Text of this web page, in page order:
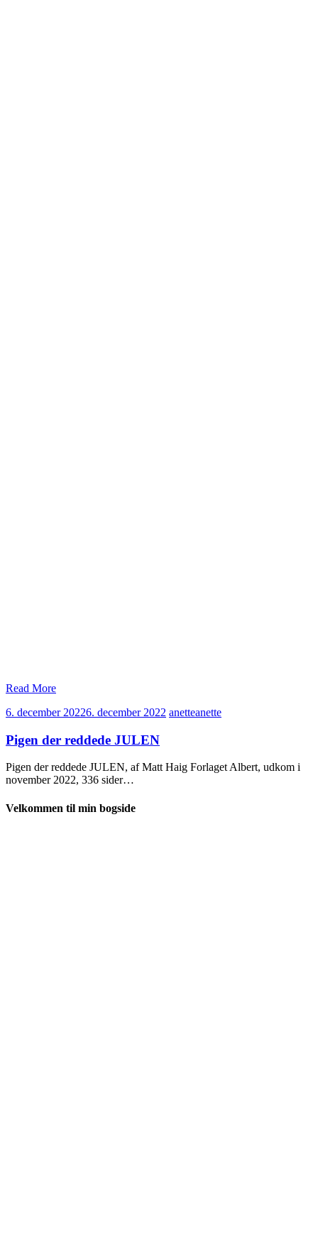
Read More
6. december 20226. december 2022 anetteanette
Pigen der reddede JULEN
Pigen der reddede JULEN, af Matt Haig Forlaget Albert, udkom i
november 2022, 336 sider…
Velkommen til min bogside